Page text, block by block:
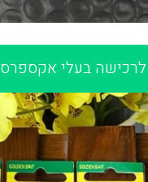
לרכישה בעלי אקספרס